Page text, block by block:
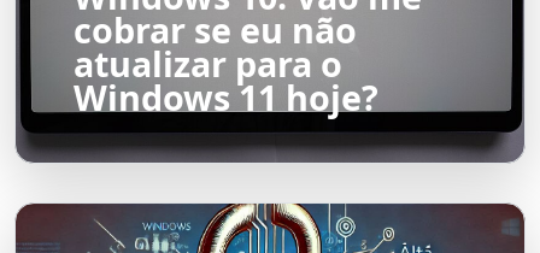
cobrar se eu não
atualizar para o
Windows 11 hoje?